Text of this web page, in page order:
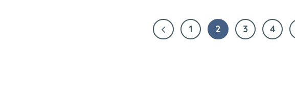
1 2 3 4